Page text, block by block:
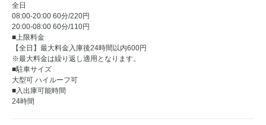
全日
08:00-20:00 60分/220円
20:00-08:00 60分/110円
■上限料金
【全日】最大料金入庫後24時間以内600円
※最大料金は繰り返し適用となります。
■駐車サイズ
大型可 ハイルーフ可
■入出庫可能時間
24時間